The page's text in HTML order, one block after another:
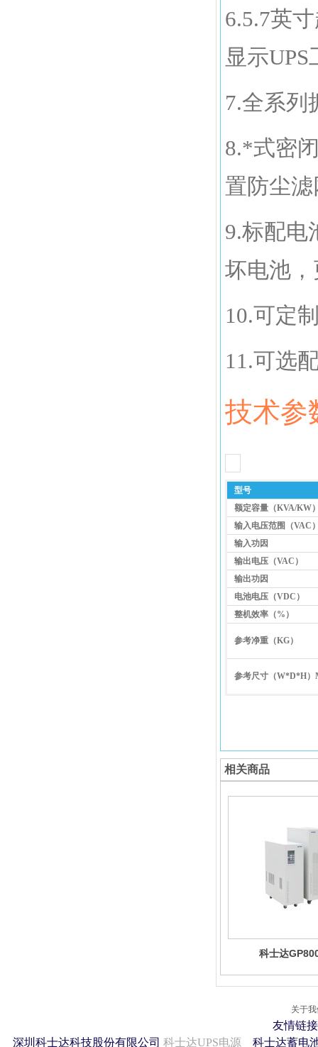
6.5.7英
显示
7.全系列
8.*式密
置防尘
9.标配电
坏电池
10.可定
11.可选
技术参
型号
额定容量（KVA/KW
输入电压范围（VAC
输入功因
输出电压（VAC）
输出功因
电池电压（VDC）
整机效率（%）
参考净重（KG）
参考尺寸（W*D*H）
相关商品
科士达
关于
友情链
深圳科士达科技股份有限公司 科士达UPS电源 科士达蓄电池